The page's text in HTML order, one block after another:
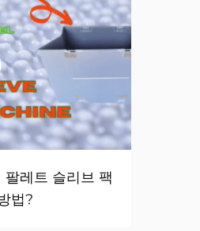
레트 슬리브 팩
법?